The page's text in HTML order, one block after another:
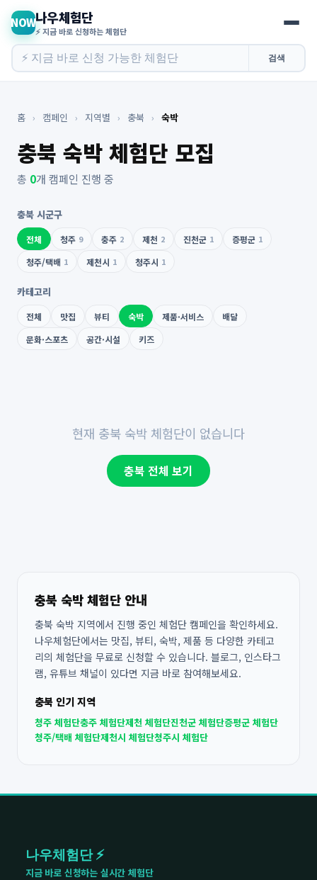
NOW나우체험단
⚡ 지금 바로 신청하는 체험단
검색
홈 › 캠페인 › 지역별 › 충북 › 숙박
충북 숙박 체험단 모집
총 0개 캠페인 진행 중
충북 시군구
전체 청주 9 충주 2 제천 2 진천군 1 증평군 1
청주/택배 1 제천시 1 청주시 1
카테고리
전체 맛집 뷰티 숙박 제품·서비스
배달
문화·스포츠
공간·시설 키즈
현재 충북 숙박 체험단이 없습니다
충북 전체 보기
충북 숙박 체험단 안내
충북 숙박 지역에서 진행 중인 체험단 캠페인을 확인하세요.
나우체험단에서는 맛집, 뷰티, 숙박, 제품 등 다양한 카테고
리의 체험단을 무료로 신청할 수 있습니다. 블로그, 인스타그
램, 유튜브 채널이 있다면 지금 바로 참여해보세요.
충북 인기 지역
청주 체험단충주 체험단제천 체험단진천군 체험단증평군 체험단
청주/택배 체험단제천시 체험단청주시 체험단
나우체험단 ⚡
지금 바로 신청하는 실시간 체험단